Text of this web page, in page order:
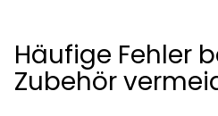
Häufige Fehler
Zubehör